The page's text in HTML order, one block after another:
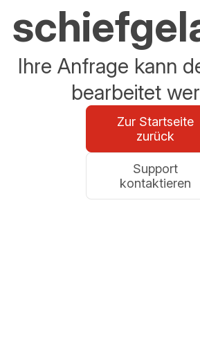
Ihre Anfrage kann
bearbeitet
Zur Startseite
zurück
Support
kontaktieren